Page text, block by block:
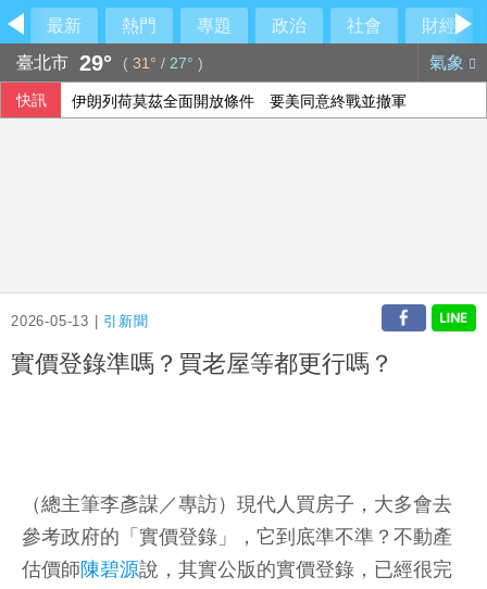
最新 熱門 專題 政治 社會
財經
臺北市 29° ( 31° / 27° ) 氣象
快訊 伊朗列荷莫茲全面開放條件 要美同意終戰並撤軍
2026-05-13 | 引新聞
實價登錄準嗎？買老屋等都更行嗎？
（總主筆李彥謀／專訪）現代人買房子，大多會去
參考政府的「實價登錄」，它到底準不準？不動產
估價師陳碧源說，其實公版的實價登錄，已經很完